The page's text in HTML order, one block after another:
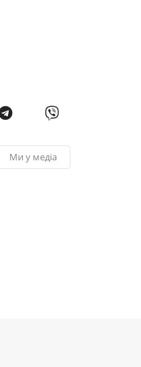
Ми у медіа